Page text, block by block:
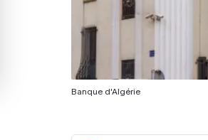
Banque d'Algérie